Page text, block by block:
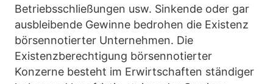
Betriebsschließungen usw. Sinkende oder gar
ausbleibende Gewinne bedrohen die Existenz
börsennotierter Unternehmen. Die
Existenzberechtigung börsennotierter
Konzerne besteht im Erwirtschaften ständiger